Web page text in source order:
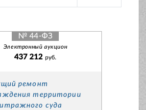
№ 44-ФЗ
Электронный аукцион
437 212 руб.
ремонт
территории
суда